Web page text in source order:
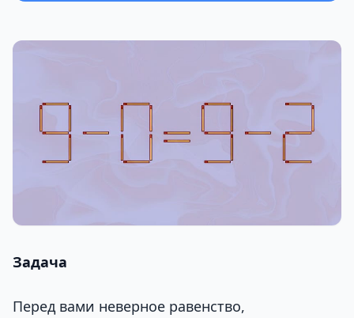
Задача
Перед вами неверное равенство,